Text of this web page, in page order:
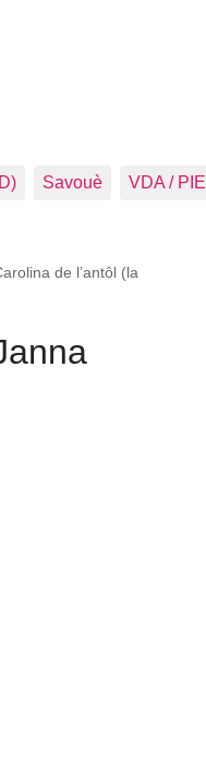
Savouè VDA / PIE
de l’antôl (la